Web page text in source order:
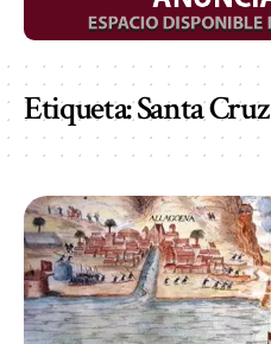
Etiqueta:Santa Cruz